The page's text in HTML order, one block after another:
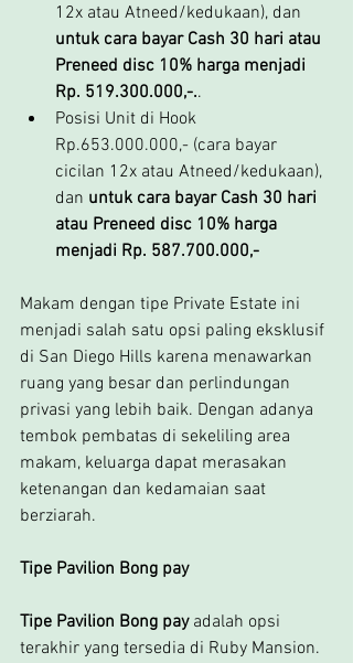
12x atau Atneed/kedukaan), dan
untuk cara bayar Cash 30 hari atau
Preneed disc 10% harga menjadi
Rp. 519.300.000,-..
Posisi Unit di Hook
Rp.653.000.000,- (cara bayar
cicilan 12x atau Atneed/kedukaan),
dan untuk cara bayar Cash 30 hari
atau Preneed disc 10% harga
menjadi Rp. 587.700.000,-
Makam dengan tipe Private Estate ini
menjadi salah satu opsi paling eksklusif
di San Diego Hills karena menawarkan
ruang yang besar dan perlindungan
privasi yang lebih baik. Dengan adanya
tembok pembatas di sekeliling area
makam, keluarga dapat merasakan
ketenangan dan kedamaian saat
berziarah.
Tipe Pavilion Bong pay
Tipe Pavilion Bong pay adalah opsi
terakhir yang tersedia di Ruby Mansion.